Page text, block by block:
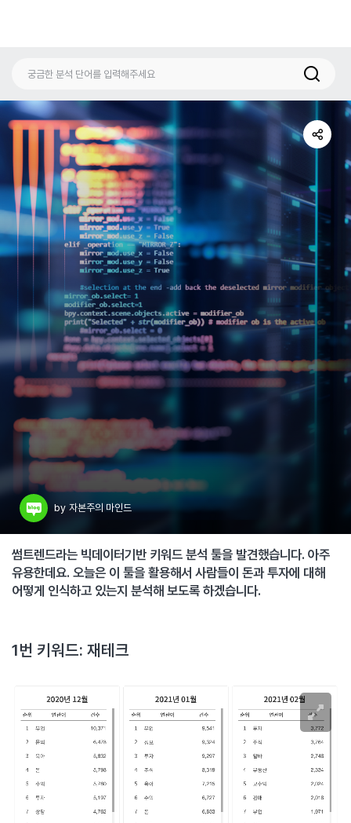
by 자본주의 마인드
공
기
썸트렌드라는 빅데이터기반 키워드 분석 툴을 발견했습니다. 아주
유용한데요. 오늘은 이 툴을 활용해서 사람들이 돈과 투자에 대해
어떻게 인식하고 있는지 분석해 보도록 하겠습니다.
1번 키워드: 재테크